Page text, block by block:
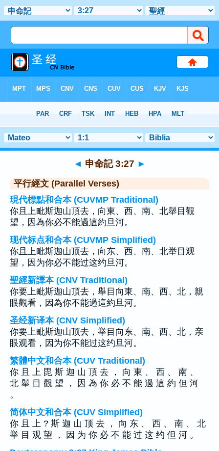
> 聖經金句 27
◄ 申命記 3:27 ►
平行經文 (Parallel Verses)
現代標點和合本 (CUVMP Traditional)
你且上毗斯迦山頂去，向東、西、南、北舉目觀
望，因為你必不能過這約旦河。
现代标点和合本 (CUVMP Simplified)
你且上毗斯迦山顶去，向东、西、南、北举目观
望，因为你必不能过这约旦河。
聖經新譯本 (CNV Traditional)
你要上毗斯迦山頂去，舉目向東、南、西、北，親
眼觀看，因為你不能過這約旦河。
圣经新译本 (CNV Simplified)
你要上毗斯迦山顶去，举目向东、南、西、北，亲
眼观看，因为你不能过这约旦河。
繁體中文和合本 (CUV Traditional)
你 且 上 毘 斯 迦 山 頂 去 ， 向 東 、 西 、 南 、
北 舉 目 觀 望 ， 因 為 你 必 不 能 過 這 約 但 河
。
简体中文和合本 (CUV Simplified)
你 且 上 ? 斯 迦 山 顶 去 ， 向 东 、 西 、 南 、 北
举 目 观 望 ， 因 为 你 必 不 能 过 这 约 但 河 。